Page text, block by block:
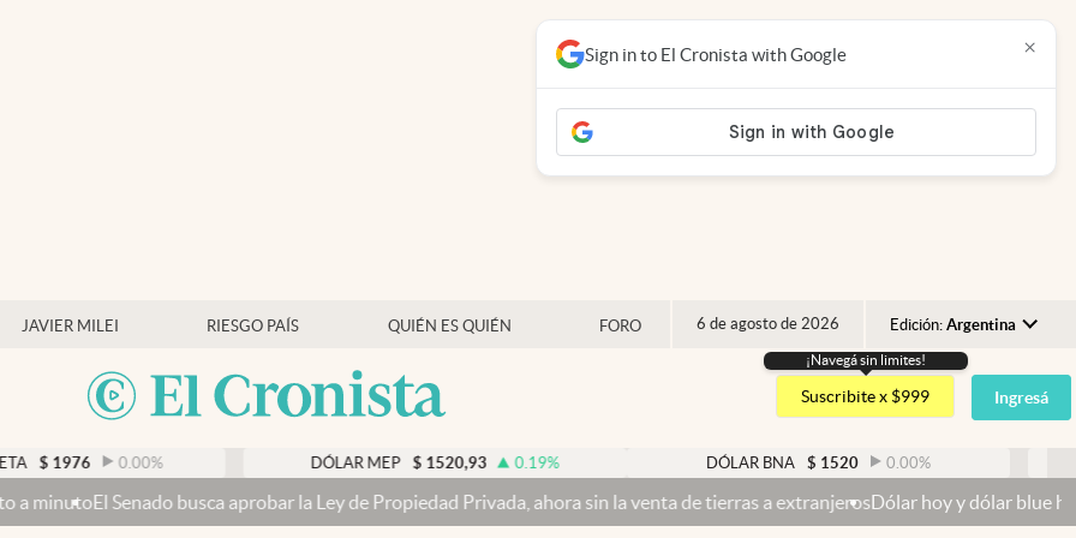
JAVIER MILEI RIESGO PAÍS QUIÉN ES QUIÉN FORO 6 de agosto de 2026 Edición: Argentina
Argentina
España
USA
Colombia
¡Navegá sin limites!
Suscribite x $999 Ingresá
0.00% DÓLAR MEP $ 1520,93 0.19% DÓLAR BNA $ 1520 0.00%
busca aprobar la Ley de Propiedad Privada, ahora sin la venta de tierras a extranjerosDólar hoy y dólar blue hoy: cuál es la
Sign in to El Cronista with Google ×